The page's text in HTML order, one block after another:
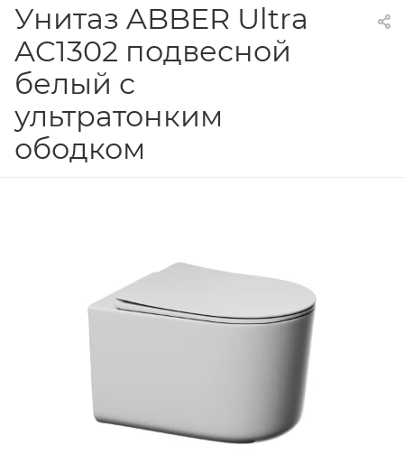
Унитаз ABBER Ultra
AC1302 подвесной
белый с
ультратонким
ободком